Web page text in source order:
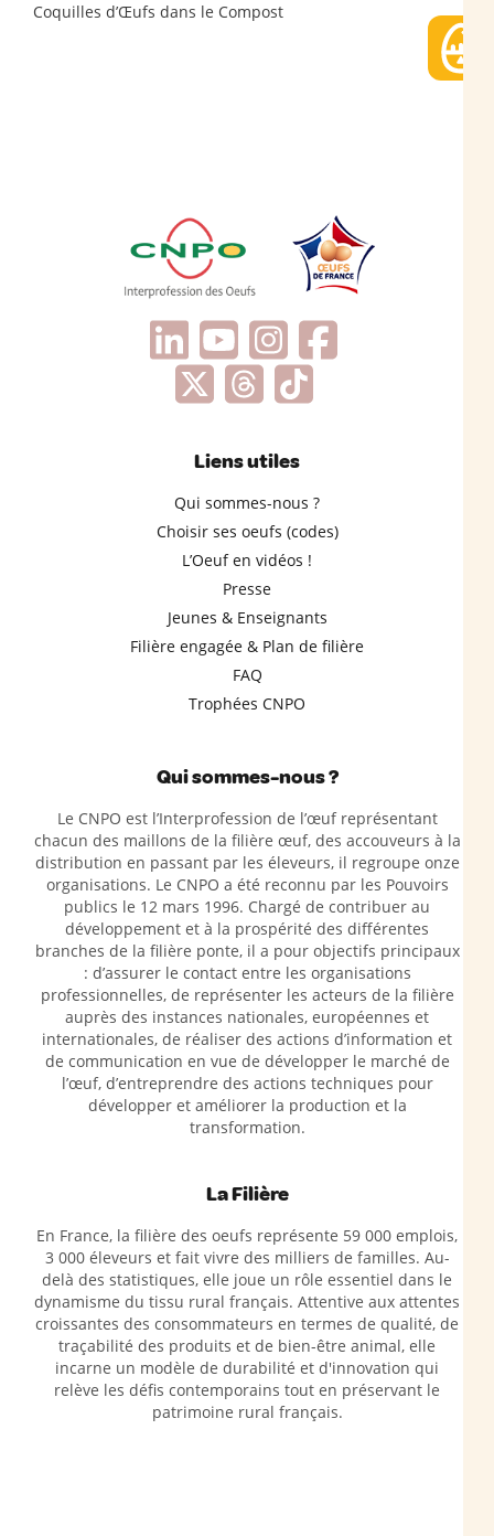
Coquilles d’Œufs dans le Compost
Liens utiles
Qui sommes-nous ?
Choisir ses oeufs (codes)
L’Oeuf en vidéos !
Presse
Jeunes & Enseignants
Filière engagée & Plan de filière
FAQ
Trophées CNPO
Qui sommes-nous ?
Le CNPO est l’Interprofession de l’œuf représentant
chacun des maillons de la filière œuf, des accouveurs à la
distribution en passant par les éleveurs, il regroupe onze
organisations. Le CNPO a été reconnu par les Pouvoirs
publics le 12 mars 1996. Chargé de contribuer au
développement et à la prospérité des différentes
branches de la filière ponte, il a pour objectifs principaux
: d’assurer le contact entre les organisations
professionnelles, de représenter les acteurs de la filière
auprès des instances nationales, européennes et
internationales, de réaliser des actions d’information et
de communication en vue de développer le marché de
l’œuf, d’entreprendre des actions techniques pour
développer et améliorer la production et la
transformation.
La Filière
En France, la filière des oeufs représente 59 000 emplois,
3 000 éleveurs et fait vivre des milliers de familles. Au-
delà des statistiques, elle joue un rôle essentiel dans le
dynamisme du tissu rural français. Attentive aux attentes
croissantes des consommateurs en termes de qualité, de
traçabilité des produits et de bien-être animal, elle
incarne un modèle de durabilité et d'innovation qui
relève les défis contemporains tout en préservant le
patrimoine rural français.